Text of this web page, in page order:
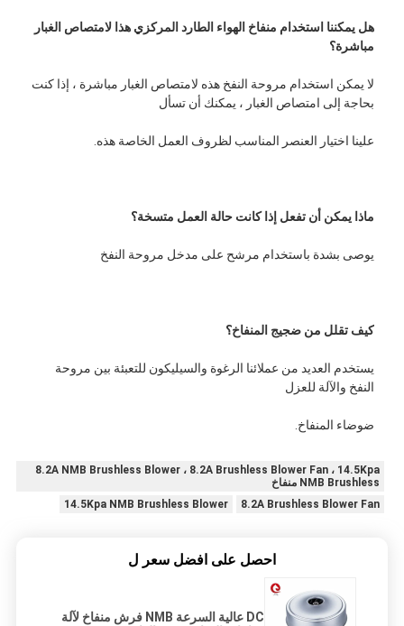
مباشرة؟
بحاجة إلى امتصاص الغبار ، يمكنك أن تسأل
علينا اختيار العنصر المناسب لظروف العمل الخاصة هذه.
ماذا يمكن أن تفعل إذا كانت حالة العمل متسخة؟
يوصى بشدة باستخدام مرشح على مدخل مروحة النفخ
كيف تقلل من ضجيج المنفاخ؟
النفخ والآلة للعزل
ضوضاء المنفاخ.
8.2A NMB Brushless Blower ، 8.2A Brushless Blower Fan ، 14.5Kpa
NMB Brushless منفاخ
8.2A Brushless Blower Fan
14.5Kpa NMB Brushless Blower
احصل على افضل سعر ل
DC عالية السرعة NMB فرش منفاخ لآلة